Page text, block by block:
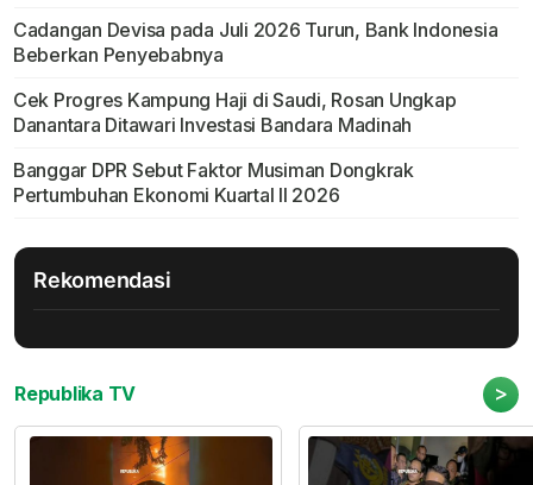
Cadangan Devisa pada Juli 2026 Turun, Bank Indonesia
Beberkan Penyebabnya
Cek Progres Kampung Haji di Saudi, Rosan Ungkap
Danantara Ditawari Investasi Bandara Madinah
Banggar DPR Sebut Faktor Musiman Dongkrak
Pertumbuhan Ekonomi Kuartal II 2026
Rekomendasi
Republika TV >